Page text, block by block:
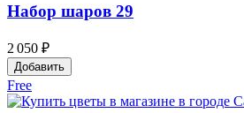
Набор шаров 29
2 050 ₽
Добавить
Free